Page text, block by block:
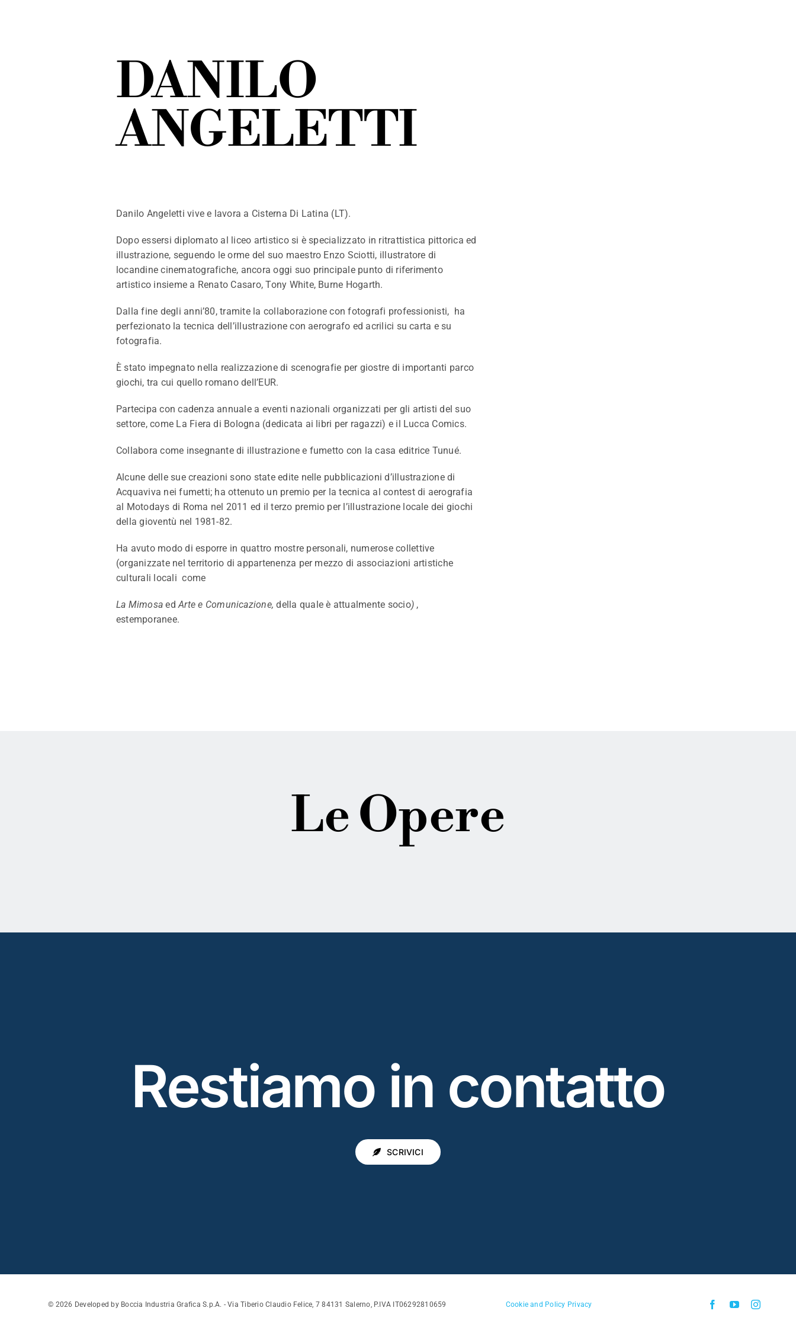
DANILO
ANGELETTI
Danilo Angeletti vive e lavora a Cisterna Di Latina (LT).
Dopo essersi diplomato al liceo artistico si è specializzato in ritrattistica pittorica ed
illustrazione, seguendo le orme del suo maestro Enzo Sciotti, illustratore di
locandine cinematografiche, ancora oggi suo principale punto di riferimento
artistico insieme a Renato Casaro, Tony White, Burne Hogarth.
Dalla fine degli anni’80, tramite la collaborazione con fotografi professionisti, ha
perfezionato la tecnica dell’illustrazione con aerografo ed acrilici su carta e su
fotografia.
È stato impegnato nella realizzazione di scenografie per giostre di importanti parco
giochi, tra cui quello romano dell’EUR.
Partecipa con cadenza annuale a eventi nazionali organizzati per gli artisti del suo
settore, come La Fiera di Bologna (dedicata ai libri per ragazzi) e il Lucca Comics.
Collabora come insegnante di illustrazione e fumetto con la casa editrice Tunué.
Alcune delle sue creazioni sono state edite nelle pubblicazioni d’illustrazione di
Acquaviva nei fumetti; ha ottenuto un premio per la tecnica al contest di aerografia
al Motodays di Roma nel 2011 ed il terzo premio per l’illustrazione locale dei giochi
della gioventù nel 1981-82.
Ha avuto modo di esporre in quattro mostre personali, numerose collettive
(organizzate nel territorio di appartenenza per mezzo di associazioni artistiche
culturali locali come
La Mimosa edArte e Comunicazione,della quale è attualmente socio) ,
estemporanee.
Le Opere
Restiamo in contatto
SCRIVICI
© 2026 Developed by Boccia Industria Grafica S.p.A. - Via Tiberio Claudio Felice, 7 84131 Salerno, P.IVA IT06292810659 Cookie and Policy Privacy